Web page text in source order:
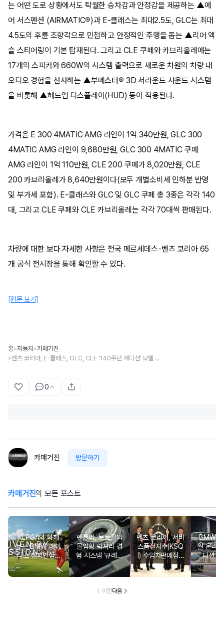
는 어떤 도로 상황에서도 탁월한 승차감과 안정감을 제공하는 ▲에
어 서스펜션 (AIRMATIC®)과 E-클래스는 최대2.5도, GLC는 최대
4.5도의 후륜 조향각으로 민첩하고 안정적인 주행을 돕는 ▲리어 액
슬 스티어링이 기본 탑재된다. 그리고 CLE 쿠페와 카브리올레에는
17개의 스피커와 660W의 시스템 출력으로 새로운 차원의 차량 내
오디오 경험을 선사하는 ▲부메스터® 3D 서라운드 사운드 시스템
을 비롯해 ▲헤드업 디스플레이(HUD) 등이 적용된다.
가격은 E 300 4MATIC AMG 라인이 1억 340만원, GLC 300
4MATIC AMG 라인이 9,680만원, GLC 300 4MATIC 쿠페
AMG 라인이 1억 110만원, CLE 200 쿠페가 8,020만원, CLE
200 카브리올레가 8,640만원이다(모두 개별소비세 인하분 반영
및 부가세 포함). E-클래스와 GLC 및 GLC 쿠페 총 3종은 각각 140
대, 그리고 CLE 쿠페와 CLE 카브리올레는 각각 70대씩 판매된다.
차량에 대한 보다 자세한 사항은 전국 메르세데스-벤츠 코리아 65
개 공식 전시장을 통해 확인할 수 있다.
[원문 보기]
홈>자동차>카매거진
> 벤츠 코리아, E-클래스, GLC, CLE ‘140주년 에디션’ 모델 출시
0
카매거진 방문하기
카매거진의 모든 포스트
KLPGA와 화해
무드 BMW 레이
디스 챔피언십…
국내 유일 ‘드림
매치’ 성사되며 얼
벤틀리, 토르칼의
몰입형 럭셔리 경
험 시스템 ‘큐레이
션 엔진’ 공개
벤츠 코리아, 서비
스품질지수(KSQ
I) 수입차판매점 1
2년·수입인증중고
차 6년 연속 1위
BMW
월 온라
디션 3
이전다음